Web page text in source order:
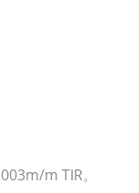
m TIR。